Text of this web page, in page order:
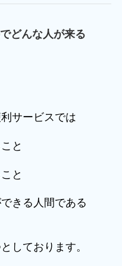
どんな人が来る
サービスでは
と
と
きる人間である
しております。